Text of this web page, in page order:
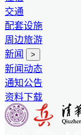
交通
配套设施
周边旅游
新闻
>
新闻动态
通知公告
资料下载